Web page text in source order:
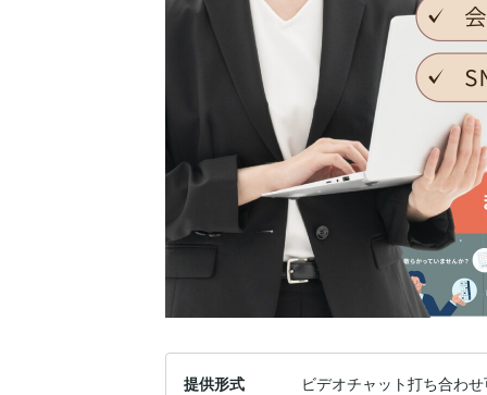
提供形式
ビデオチャット打ち合わ